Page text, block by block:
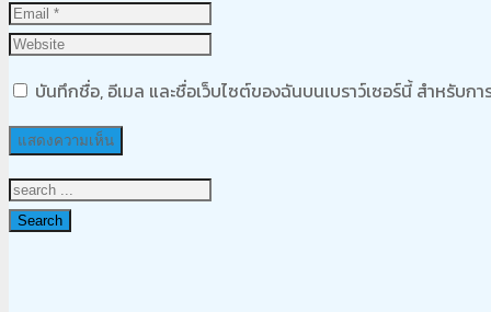
บันทึกชื่อ, อีเมล และชื่อเว็บไซต์ของฉันบนเบราว์เซอร์นี้ สำหรับก
Search